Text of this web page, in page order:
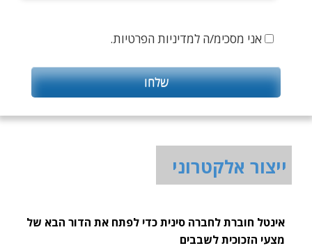
אני מסכימ/ה למדיניות הפרטיות.
ייצור אלקטרוני
אינטל חוברת לחברה סינית כדי לפתח את הדור הבא של
מצעי הזכוכית לשבבים